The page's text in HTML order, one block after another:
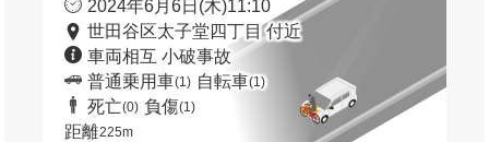
2024年6月6日(木)11:10
世田谷区太子堂四丁目 付近
車両相互 小破事故
普通乗用車(1) 自転車(1)
死亡(0) 負傷(1)
距離225m